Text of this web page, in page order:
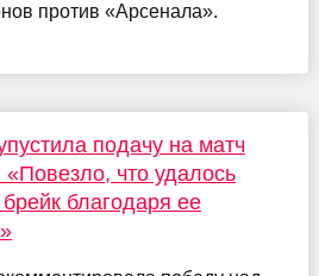
против «Арсенала».
подачу на матч
«Повезло, что удалось
благодаря ее